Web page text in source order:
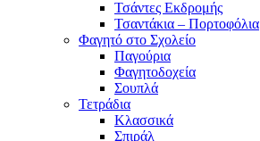
Τσάντες Εκδρομής
Τσαντάκια – Πορτοφόλια
Φαγητό στο Σχολείο
Παγούρια
Φαγητοδοχεία
Σουπλά
Τετράδια
Κλασσικά
Σπιράλ